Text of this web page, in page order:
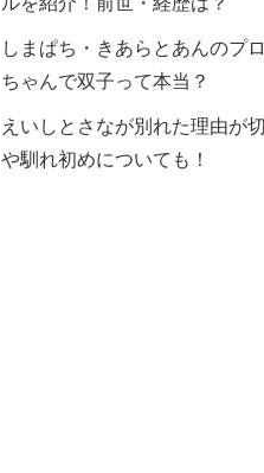
しまぱち・きあらとあんのプ
ちゃんで双子って本当？
えいしとさなが別れた理由が
や馴れ初めについても！